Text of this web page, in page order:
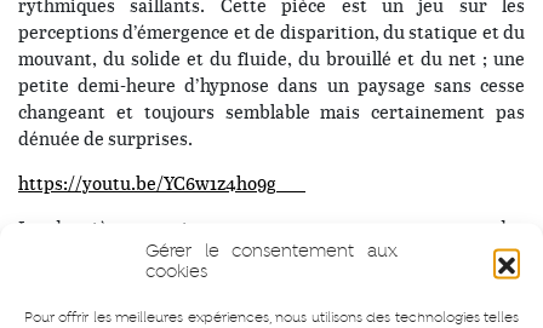
Gérer le consentement aux
cookies
Pour offrir les meilleures expériences, nous utilisons des technologies telles
rythmiques saillants. Cette pièce est un jeu sur les
perceptions d’émergence et de disparition, du statique et du
mouvant, du solide et du fluide, du brouillé et du net ; une
petite demi-heure d’hypnose dans un paysage sans cesse
changeant et toujours semblable mais certainement pas
dénuée de surprises.
https://youtu.be/YC6w1z4ho9g___
La deuxième partie proposera une rencontre avec des
membres du Collectif PILS et des invité.e.s, surprise !